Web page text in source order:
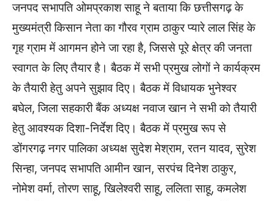
जनपद सभापति ओमप्रकाश साहू ने बताया कि छत्तीसगढ़ के
मुख्यमंत्री किसान नेता का गौरव ग्राम ठाकुर प्यारे लाल सिंह के
गृह ग्राम में आगमन होने जा रहा है, जिससे पूरे क्षेत्र की जनता
स्वागत के लिए तैयार है। बैठक में सभी प्रमुख लोगों ने कार्यक्रम
के तैयारी हेतु अपने सुझाव दिए। बैठक में विधायक भुनेश्वर
बघेल, जिला सहकारी बैंक अध्यक्ष नवाज खान ने सभी को तैयारी
हेतु आवश्यक दिशा-निर्देश दिए। बैठक में प्रमुख रूप से
डोंगरगढ़ नगर पालिका अध्यक्ष सुदेश मेश्राम, रतन यादव, सुरेश
सिन्हा, जनपद सभापति आमीन खान, सरपंच दिनेश ठाकुर,
नोमेश वर्मा, तोरण साहू, खिलेश्वरी साहू, ललिता साहू, कमलेश